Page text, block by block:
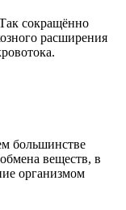
сокращённо
расширения
большинстве
веществ, в
организмом